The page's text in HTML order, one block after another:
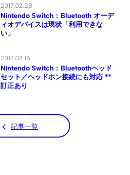
2017.02.28
Nintendo Switch：Bluetooth オーデ
ィオデバイスは現状「利用できな
い」
2017.02.15
Nintendo Switch：Bluetoothヘッド
セット／ヘッドホン接続にも対応 **
訂正あり
記事一覧